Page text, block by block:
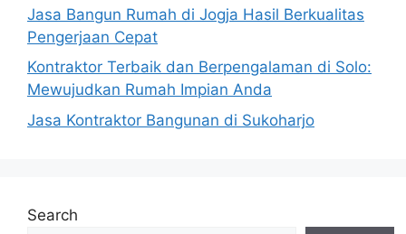
Jasa Bangun Rumah di Jogja Hasil Berkualitas
Pengerjaan Cepat
Kontraktor Terbaik dan Berpengalaman di Solo:
Mewujudkan Rumah Impian Anda
Jasa Kontraktor Bangunan di Sukoharjo
Search